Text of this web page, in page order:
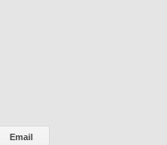
Email